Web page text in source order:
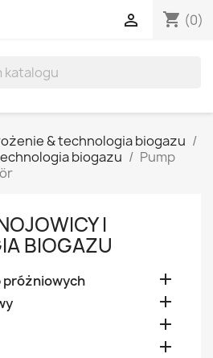
shopping_cart (0)

& technologia biogazu
biogazu
Pump
I
BIOGAZU
próżniowych 


